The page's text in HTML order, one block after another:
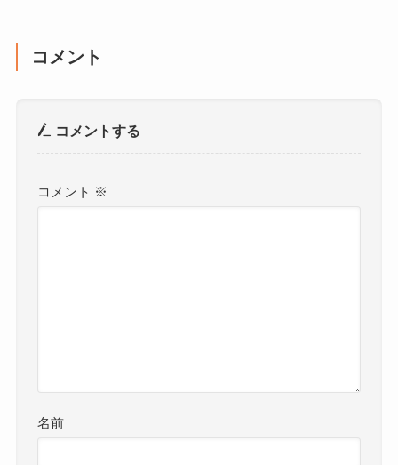
コメント
コメントする
コメント ※
名前